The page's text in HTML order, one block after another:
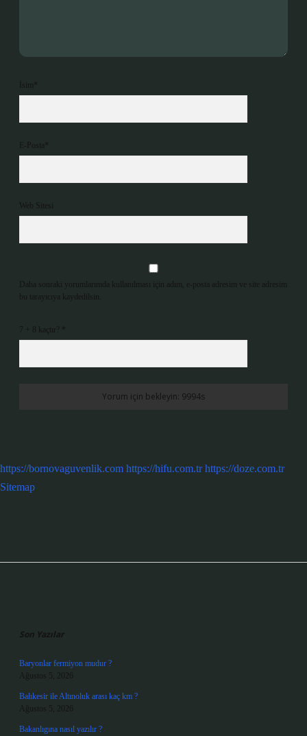
İsim*
E-Posta*
Web Sitesi
Daha sonraki yorumlarımda kullanılması için adım, e-posta adresim ve site adresim
bu tarayıcıya kaydedilsin.
7 + 8 kaçtır?
https://bornovaguvenlik.com https://hifu.com.tr https://doze.com.tr
Sitemap
Son Yazılar
Baryonlar fermiyon mudur ?
Ağustos 5, 2026
Balıkesir ile Altınoluk arası kaç km ?
Ağustos 5, 2026
Bakanlıgına nasıl yazılır ?